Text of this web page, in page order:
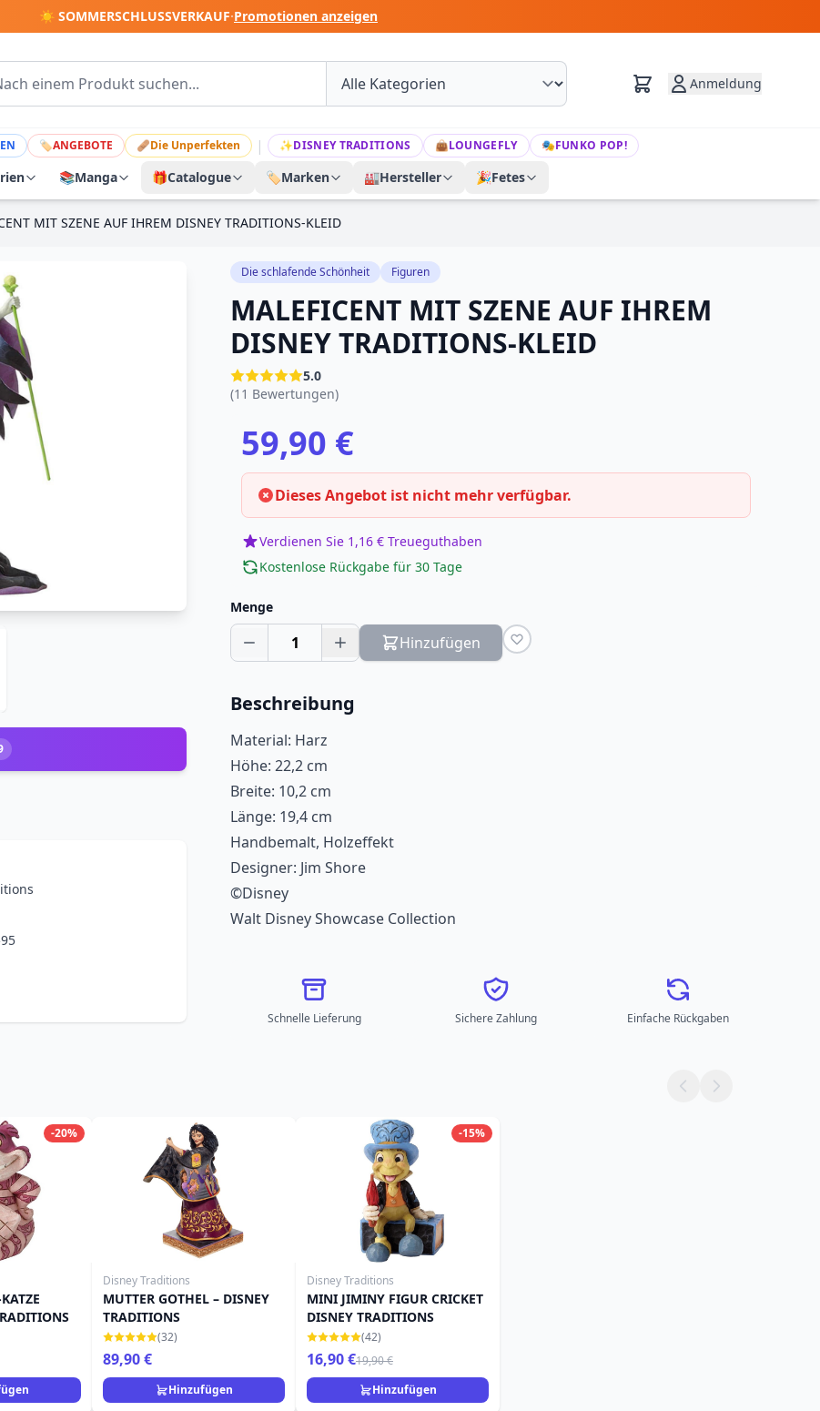
☀️ SOMMERSCHLUSSVERKAUF·Promotionen anzeigen
Anmeldung
🏷ANGEBOTE 🩹Die Unperfekten | ✨DISNEY TRADITIONS 👜LOUNGEFLY 🎭FUNKO POP!
📚Manga 🎁Catalogue 🏷️Marken 🏭Hersteller 🎉Fetes
MIT SZENE AUF IHREM DISNEY TRADITIONS-KLEID
Die schlafende Schönheit Figuren
MALEFICENT MIT SZENE AUF IHREM
DISNEY TRADITIONS-KLEID
5.0
(11 Bewertungen)
59,90 €
Dieses Angebot ist nicht mehr verfügbar.
Verdienen Sie 1,16 € Treueguthaben
Kostenlose Rückgabe für 30 Tage
Menge
1 Hinzufügen
Beschreibung
Material: Harz
Höhe: 22,2 cm
Breite: 10,2 cm
Länge: 19,4 cm
Handbemalt, Holzeffekt
Designer: Jim Shore
©Disney
Walt Disney Showcase Collection
Schnelle Lieferung Sichere Zahlung Einfache Rückgaben
-20%
Disney Traditions
MUTTER GOTHEL – DISNEY
TRADITIONS
(32)
89,90 €
Hinzufügen
-15%
Disney Traditions
MINI JIMINY FIGUR CRICKET
DISNEY TRADITIONS
(42)
16,90 €19,90 €
Hinzufügen